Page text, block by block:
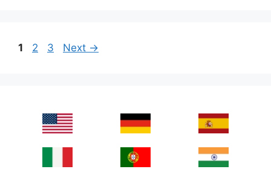
Page
1 Page
2 Page
3 Next →